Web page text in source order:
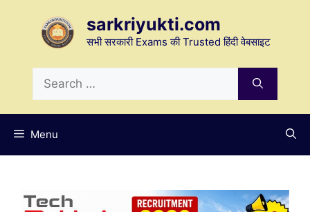
sarkriyukti.com
सभी सरकारी Exams की Trusted हिंदी वेबसाइट
for:
Menu